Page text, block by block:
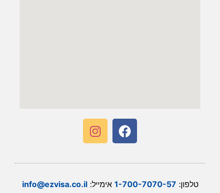
טלפון: 1-700-7070-57 אימייל:info@ezvisa.co.il